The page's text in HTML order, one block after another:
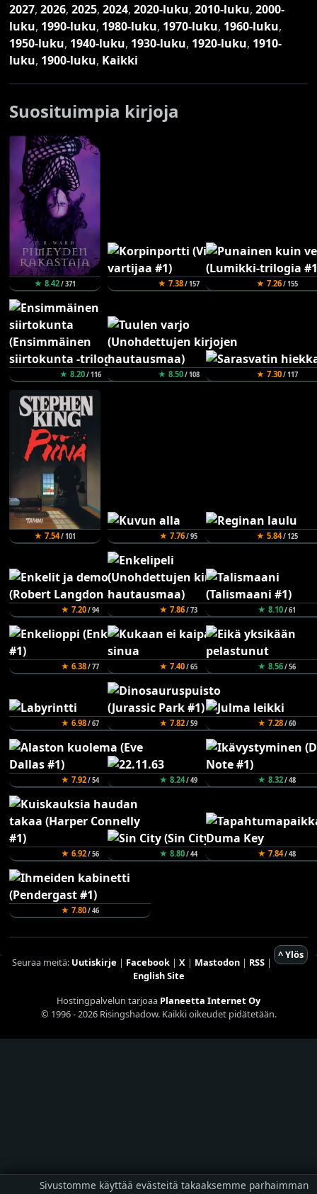
2027,2026,2025,2024,2020-luku,2010-luku,2000-
luku, 1990-luku, 1980-luku, 1970-luku, 1960-luku,
1950-luku, 1940-luku, 1930-luku, 1920-luku, 1910-
luku, 1900-luku, Kaikki
Suosituimpia kirjoja
★ 8.42/ 371 ★ 7.38/ 157 ★ 7.26/ 155
★ 8.20/ 116 ★ 8.50/ 108 ★ 7.30/ 117
★ 7.54/ 101 ★ 7.76/ 95 ★ 5.84/ 125
★ 7.20/ 94 ★ 7.86/ 73 ★ 8.10/ 61
★ 6.38/ 77 ★ 7.40/ 65 ★ 8.56/ 56
★ 6.98/ 67 ★ 7.82/ 59 ★ 7.28/ 60
★ 7.92/ 54 ★ 8.24/ 49 ★ 8.32/ 48
★ 6.92/ 56 ★ 8.80/ 44 ★ 7.84/ 48
★ 7.80/ 46
^ Ylös
Seuraa meitä: Uutiskirje | Facebook| X| Mastodon| RSS|
English Site
Hostingpalvelun tarjoaa Planeetta Internet Oy
© 1996 - 2026 Risingshadow. Kaikki oikeudet pidätetään.
Sivustomme käyttää evästeitä takaaksemme parhaimman